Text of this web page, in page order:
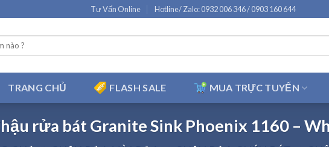
Tư Vấn Online Hotline/ Zalo: 0932 006 346 / 0903 160 644
TRANG CHỦ FLASH SALE MUA TRỰC TUYẾN
rửa bát Granite Sink Phoenix 1160 –